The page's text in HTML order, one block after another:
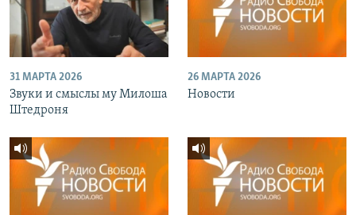
31 МАРТА 2026
Звуки и смыслы му Милоша
Штедроня
26 МАРТА 2026
Новости